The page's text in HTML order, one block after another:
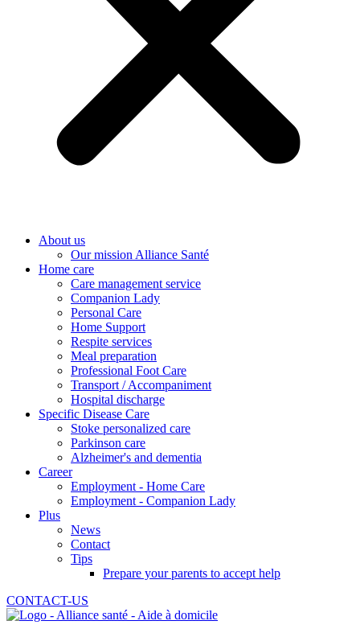
About us
Our mission Alliance Santé
Home care
Care management service
Companion Lady
Personal Care
Home Support
Respite services
Meal preparation
Professional Foot Care
Transport / Accompaniment
Hospital discharge
Specific Disease Care
Stoke personalized care
Parkinson care
Alzheimer's and dementia
Career
Employment - Home Care
Employment - Companion Lady
Plus
News
Contact
Tips
Prepare your parents to accept help
CONTACT-US